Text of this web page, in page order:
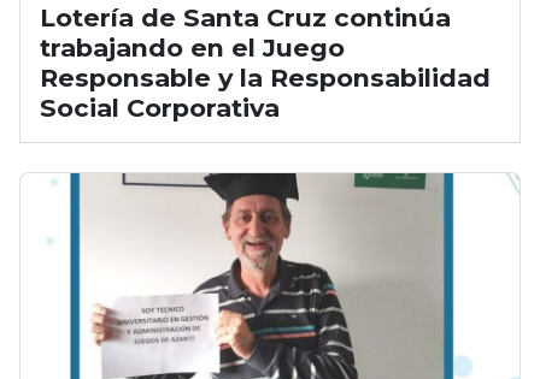
Lotería de Santa Cruz continúa
trabajando en el Juego
Responsable y la Responsabilidad
Social Corporativa